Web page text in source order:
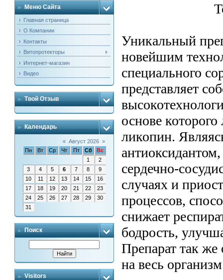
Меню Сайта
Главная страница
О Компании
Контакты
Витопротекторы
Интернет-магазин
Видео
Твой Отзыв
Календарь
« Август 2026 »
Пн
Вт Ср Чт Пт Сб
Вс
1
2
3
4 5 6 7 8
9
10
11 12 13 14 15
16
17
18 19 20 21 22
23
24
25 26 27 28 29
30
31
Поиск
Visitors
Уникальный
новейшим
специального
представляет
основе
ликопин.
сердечно-
случаях и
процессов,
снижает
бодрость,
Препарат так же
на весь